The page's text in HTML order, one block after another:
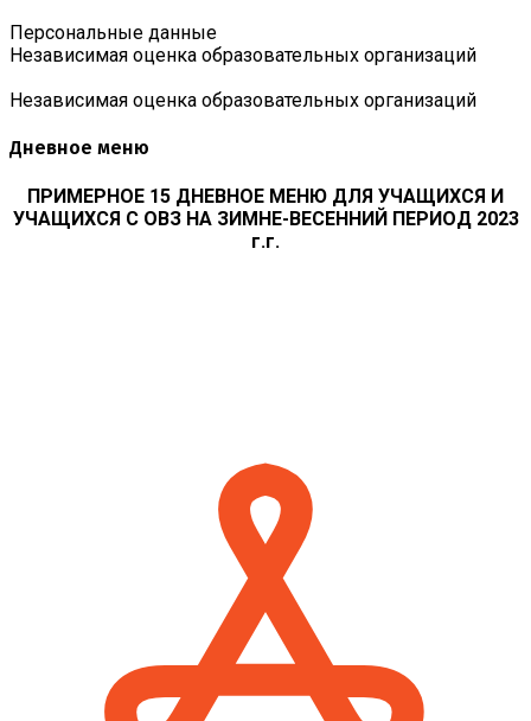
Персональные данные
Независимая оценка образовательных организаций
Независимая оценка образовательных организаций
Дневное меню
ПРИМЕРНОЕ 15 ДНЕВНОЕ МЕНЮ ДЛЯ УЧАЩИХСЯ И
УЧАЩИХСЯ С ОВЗ НА ЗИМНЕ-ВЕСЕННИЙ ПЕРИОД 2023
г.г.